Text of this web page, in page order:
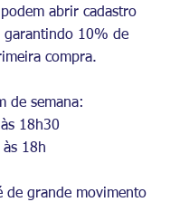
abrir cadastro
garantindo 10% de
compra.
de semana:
18h30
às 18h
de grande movimento